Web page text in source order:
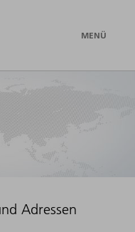
MENÜ
Adressen